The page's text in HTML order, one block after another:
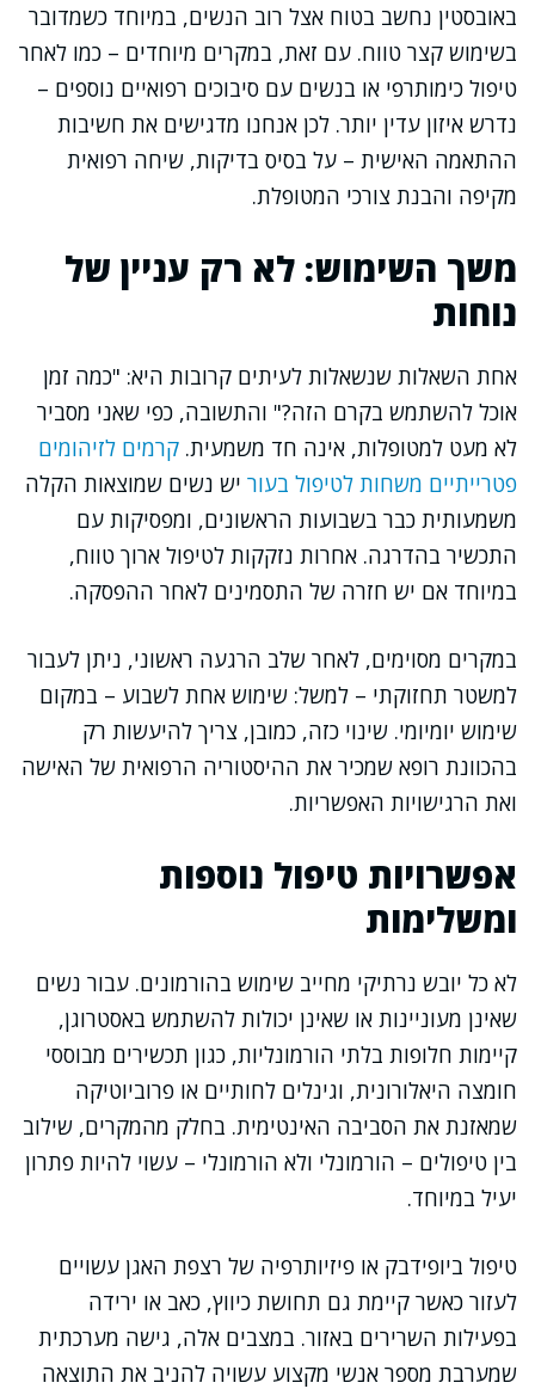
באובסטין נחשב בטוח אצל רוב הנשים, במיוחד כשמדובר
בשימוש קצר טווח. עם זאת, במקרים מיוחדים – כמו לאחר
טיפול כימותרפי או בנשים עם סיבוכים רפואיים נוספים –
נדרש איזון עדין יותר. לכן אנחנו מדגישים את חשיבות
ההתאמה האישית – על בסיס בדיקות, שיחה רפואית
מקיפה והבנת צורכי המטופלת.
משך השימוש: לא רק עניין של
נוחות
אחת השאלות שנשאלות לעיתים קרובות היא: "כמה זמן
אוכל להשתמש בקרם הזה?" והתשובה, כפי שאני מסביר
לא מעט למטופלות, אינה חד משמעית. קרמים לזיהומים
פטרייתיים משחות לטיפול בעור יש נשים שמוצאות הקלה
משמעותית כבר בשבועות הראשונים, ומפסיקות עם
התכשיר בהדרגה. אחרות נזקקות לטיפול ארוך טווח,
במיוחד אם יש חזרה של התסמינים לאחר ההפסקה.
במקרים מסוימים, לאחר שלב הרגעה ראשוני, ניתן לעבור
למשטר תחזוקתי – למשל: שימוש אחת לשבוע – במקום
שימוש יומיומי. שינוי כזה, כמובן, צריך להיעשות רק
בהכוונת רופא שמכיר את ההיסטוריה הרפואית של האישה
ואת הרגישויות האפשריות.
אפשרויות טיפול נוספות
ומשלימות
לא כל יובש נרתיקי מחייב שימוש בהורמונים. עבור נשים
שאינן מעוניינות או שאינן יכולות להשתמש באסטרוגן,
קיימות חלופות בלתי הורמונליות, כגון תכשירים מבוססי
חומצה היאלורונית, וגינלים לחותיים או פרוביוטיקה
שמאזנת את הסביבה האינטימית. בחלק מהמקרים, שילוב
בין טיפולים – הורמונלי ולא הורמונלי – עשוי להיות פתרון
יעיל במיוחד.
טיפול ביופידבק או פיזיותרפיה של רצפת האגן עשויים
לעזור כאשר קיימת גם תחושת כיווץ, כאב או ירידה
בפעילות השרירים באזור. במצבים אלה, גישה מערכתית
שמערבת מספר אנשי מקצוע עשויה להניב את התוצאה